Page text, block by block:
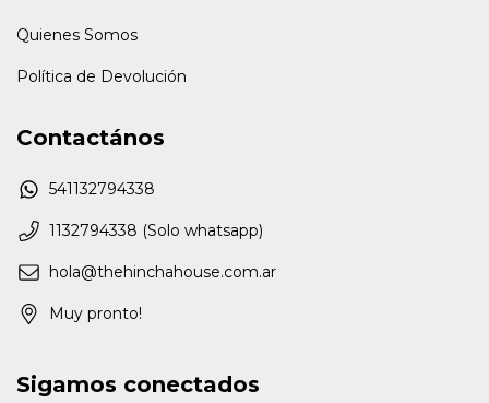
Quienes Somos
Política de Devolución
Contactános
541132794338
1132794338 (Solo whatsapp)
hola@thehinchahouse.com.ar
Muy pronto!
Sigamos conectados